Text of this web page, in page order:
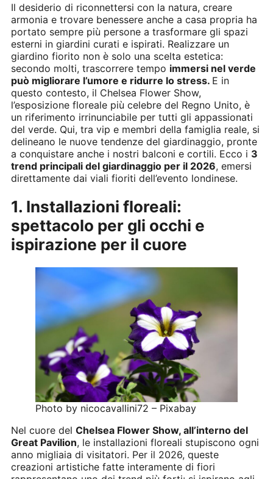
Il desiderio di riconnettersi con la natura, creare
armonia e trovare benessere anche a casa propria ha
portato sempre più persone a trasformare gli spazi
esterni in giardini curati e ispirati. Realizzare un
giardino fiorito non è solo una scelta estetica:
secondo molti, trascorrere tempo immersi nel verde
può migliorare l’umore e ridurre lo stress. E in
questo contesto, il Chelsea Flower Show,
l’esposizione floreale più celebre del Regno Unito, è
un riferimento irrinunciabile per tutti gli appassionati
del verde. Qui, tra vip e membri della famiglia reale, si
delineano le nuove tendenze del giardinaggio, pronte
a conquistare anche i nostri balconi e cortili. Ecco i 3
trend principali del giardinaggio per il 2026, emersi
direttamente dai viali fioriti dell’evento londinese.
1. Installazioni floreali:
spettacolo per gli occhi e
ispirazione per il cuore
Photo by nicocavallini72 – Pixabay
Nel cuore del Chelsea Flower Show, all’interno del
Great Pavilion, le installazioni floreali stupiscono ogni
anno migliaia di visitatori. Per il 2026, queste
creazioni artistiche fatte interamente di fiori